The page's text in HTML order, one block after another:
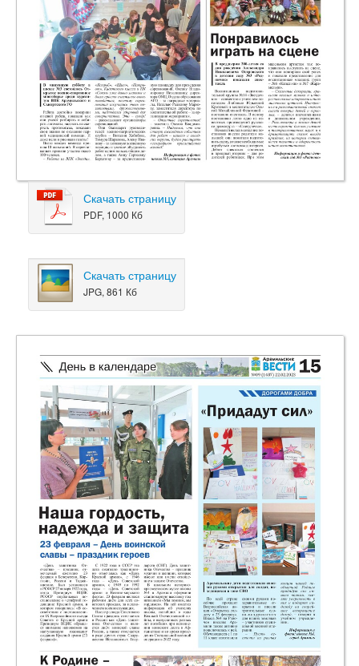
Скачать страницу
PDF, 1000 Кб
Скачать страницу
JPG, 861 Кб